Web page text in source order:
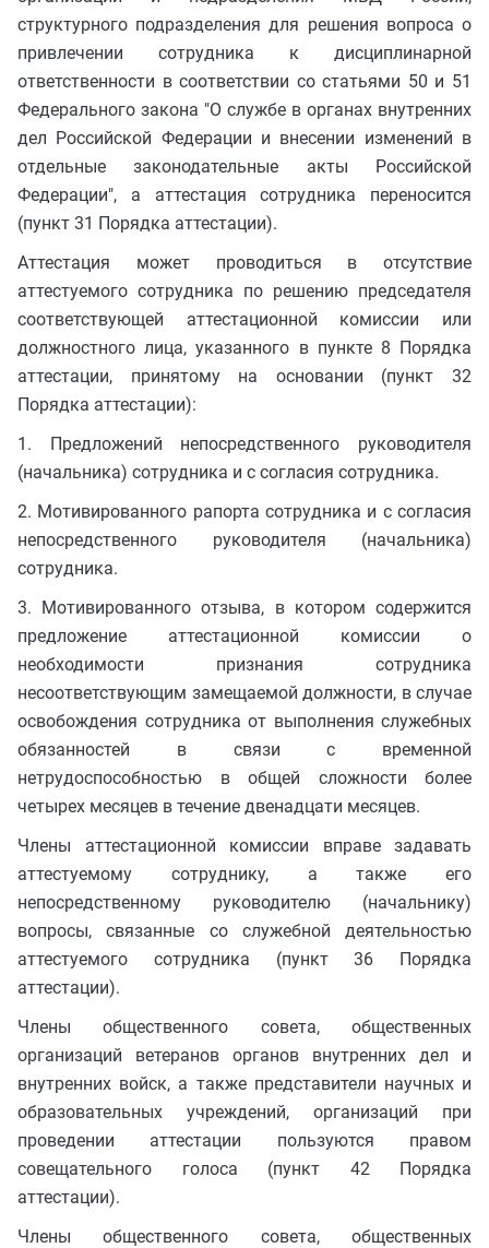
структурного подразделения для решения вопроса о
привлечении сотрудника к дисциплинарной
ответственности в соответствии со статьями 50 и 51
Федерального закона "О службе в органах внутренних
дел Российской Федерации и внесении изменений в
отдельные законодательные акты Российской
Федерации", а аттестация сотрудника переносится
(пункт 31 Порядка аттестации).
Аттестация может проводиться в отсутствие
аттестуемого сотрудника по решению председателя
соответствующей аттестационной комиссии или
должностного лица, указанного в пункте 8 Порядка
аттестации, принятому на основании (пункт 32
Порядка аттестации):
1. Предложений непосредственного руководителя
(начальника) сотрудника и с согласия сотрудника.
2. Мотивированного рапорта сотрудника и с согласия
непосредственного руководителя (начальника)
сотрудника.
3. Мотивированного отзыва, в котором содержится
предложение аттестационной комиссии о
необходимости признания сотрудника
несоответствующим замещаемой должности, в случае
освобождения сотрудника от выполнения служебных
обязанностей в связи с временной
нетрудоспособностью в общей сложности более
четырех месяцев в течение двенадцати месяцев.
Члены аттестационной комиссии вправе задавать
аттестуемому сотруднику, а также его
непосредственному руководителю (начальнику)
вопросы, связанные со служебной деятельностью
аттестуемого сотрудника (пункт 36 Порядка
аттестации).
Члены общественного совета, общественных
организаций ветеранов органов внутренних дел и
внутренних войск, а также представители научных и
образовательных учреждений, организаций при
проведении аттестации пользуются правом
совещательного голоса (пункт 42 Порядка
аттестации).
Члены общественного совета, общественных